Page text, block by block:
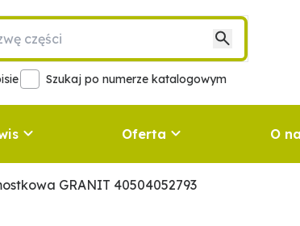
Szukaj po numerze katalogowym
Oferta O
GRANIT 40504052793